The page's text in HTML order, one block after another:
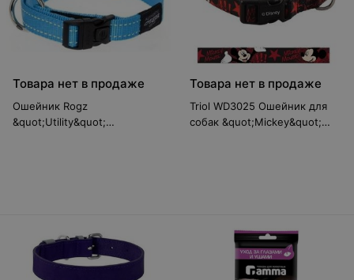
Товара нет в продаже
Ошейник Rogz
&quot;Utility&quot;
Товара нет в продаже
Triol WD3025 Ошейник для
собак &quot;Mickey&quot;